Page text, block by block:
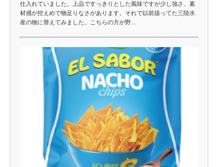
仕入れていました。上品ですっきりとした風味ですが少し強さ、素
材感が控えめで物足りなさがあります。それで以前扱ってた三陸水
産の物に替えてみました。こちらの方が野…